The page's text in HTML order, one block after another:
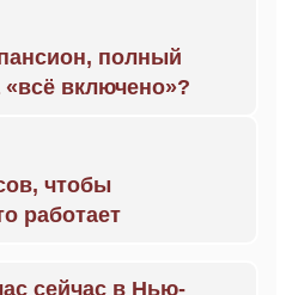
полный
включено»?
чтобы
работает
сейчас в Нью-